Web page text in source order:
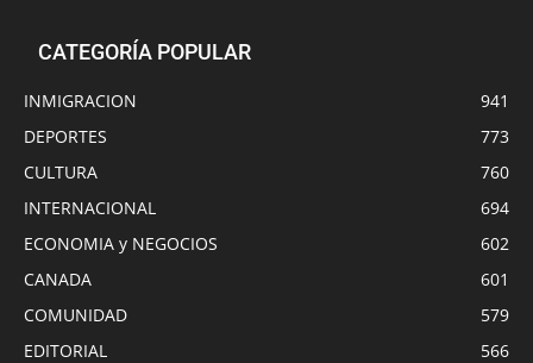
CATEGORÍA POPULAR
INMIGRACION
941
DEPORTES
773
CULTURA
760
INTERNACIONAL
694
ECONOMIA y NEGOCIOS
602
CANADA
601
COMUNIDAD
579
EDITORIAL
566